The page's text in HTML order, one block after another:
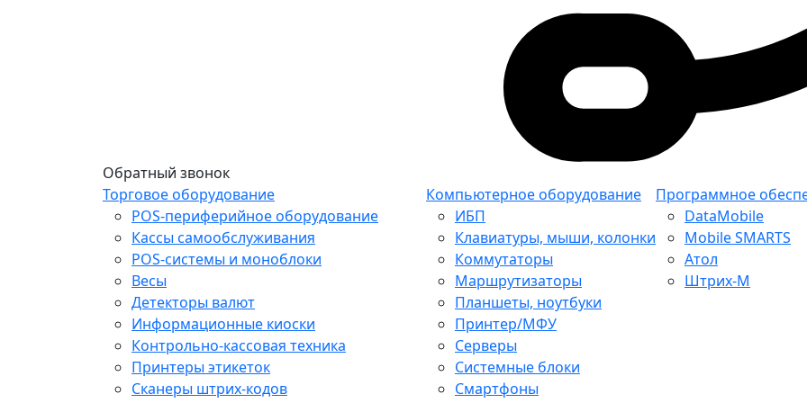
Обратный звонок
Торговое оборудование
POS-периферийное оборудование
Кассы самообслуживания
POS-системы и моноблоки
Весы
Детекторы валют
Информационные киоски
Контрольно-кассовая техника
Принтеры этикеток
Сканеры штрих-кодов
Компьютерное оборудование
ИБП
Клавиатуры, мыши, колонки
Коммутаторы
Маршрутизаторы
Планшеты, ноутбуки
Принтер/МФУ
Серверы
Системные блоки
Смартфоны
Программное
DataMobile
Mobile SMARTS
Атол
Штрих-М